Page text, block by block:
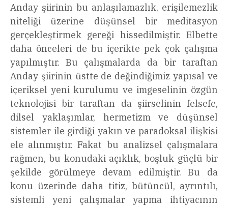
Anday şiirinin bu anlaşılamazlık, erişilemezlik
niteliği üzerine düşünsel bir meditasyon
gerçekleştirmek gereği hissedilmiştir. Elbette
daha önceleri de bu içerikte pek çok çalışma
yapılmıştır. Bu çalışmalarda da bir taraftan
Anday şiirinin üstte de değindiğimiz yapısal ve
içeriksel yeni kurulumu ve imgeselinin özgün
teknolojisi bir taraftan da şiirselinin felsefe,
dilsel yaklaşımlar, hermetizm ve düşünsel
sistemler ile girdiği yakın ve paradoksal ilişkisi
ele alınmıştır. Fakat bu analizsel çalışmalara
rağmen, bu konudaki açıklık, boşluk güçlü bir
şekilde görülmeye devam edilmiştir. Bu da
konu üzerinde daha titiz, bütüncül, ayrıntılı,
sistemli yeni çalışmalar yapma ihtiyacının